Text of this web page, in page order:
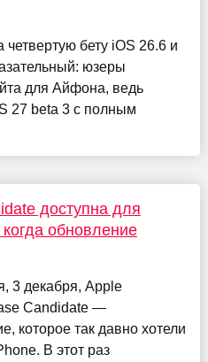
бету iOS 26.6 и
юзеры
для Айфона, ведь
27 beta 3 с полным
доступна для
когда обновление
3 декабря, Apple
Candidate —
которое так давно хотели
В этот раз